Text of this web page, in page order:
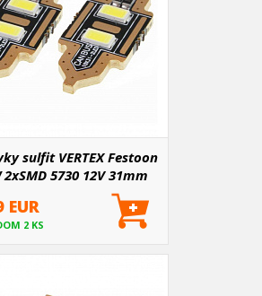
sulfit VERTEX Festoon
2xSMD 5730 12V 31mm
EUR
2 KS